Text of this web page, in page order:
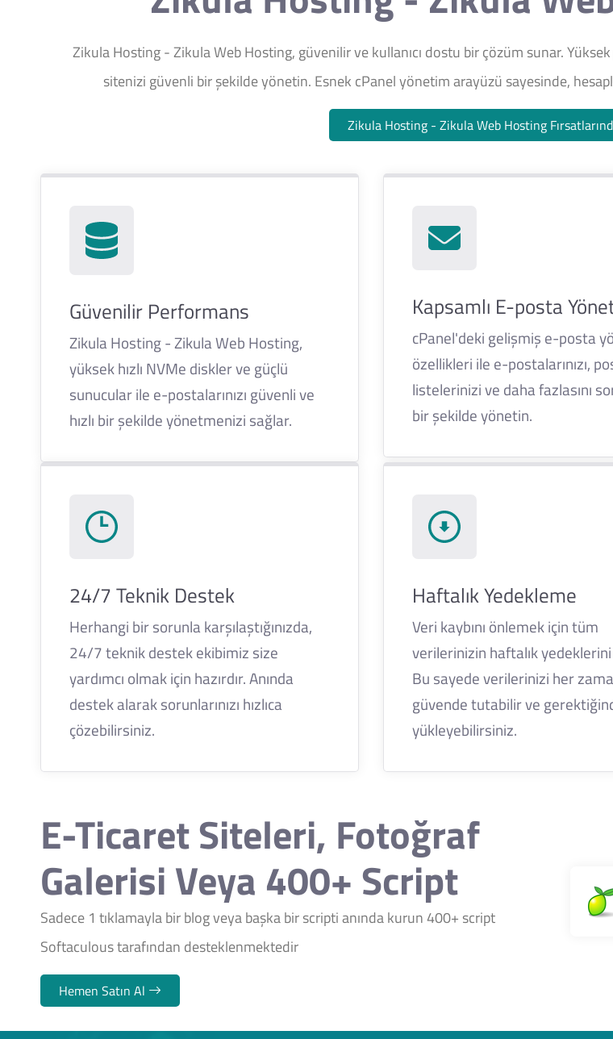
Zikula Hosting - Zikula Web Hosting, güvenilir ve kullanıcı dostu bir çözüm sunar.
sitenizi güvenli bir şekilde yönetin. Esnek cPanel yönetim arayüzü sayesinde,
Zikula Hosting - Zikula Web Hosting
Güvenilir Performans
Zikula Hosting - Zikula Web Hosting,
yüksek hızlı NVMe diskler ve güçlü
sunucular ile e-postalarınızı güvenli ve
hızlı bir şekilde yönetmenizi sağlar.
Kapsamlı E-posta
cPanel'deki gelişmiş e-posta
özellikleri ile e-postalarınızı,
listelerinizi ve daha fazlasını
bir şekilde yönetin.
24/7 Teknik Destek
Herhangi bir sorunla karşılaştığınızda,
24/7 teknik destek ekibimiz size
yardımcı olmak için hazırdır. Anında
destek alarak sorunlarınızı hızlıca
çözebilirsiniz.
Haftalık Yedekleme
Veri kaybını önlemek için tüm
verilerinizin haftalık yedeklerini
Bu sayede verilerinizi her
güvende tutabilir ve
yükleyebilirsiniz.
E-Ticaret Siteleri, Fotoğraf
Galerisi Veya 400+ Script
Sadece 1 tıklamayla bir blog veya başka bir scripti anında kurun 400+ script
Softaculous tarafından desteklenmektedir
Hemen Satın Al